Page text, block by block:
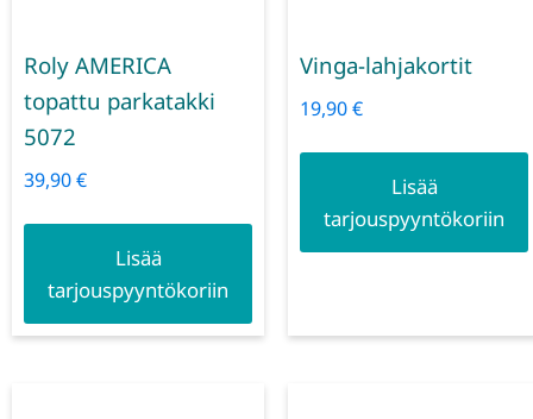
Roly AMERICA
topattu parkatakki
5072
39,90€
Lisää
tarjouspyyntökoriin
Vinga-lahjakortit
19,90€
Lisää
tarjouspyyntökoriin